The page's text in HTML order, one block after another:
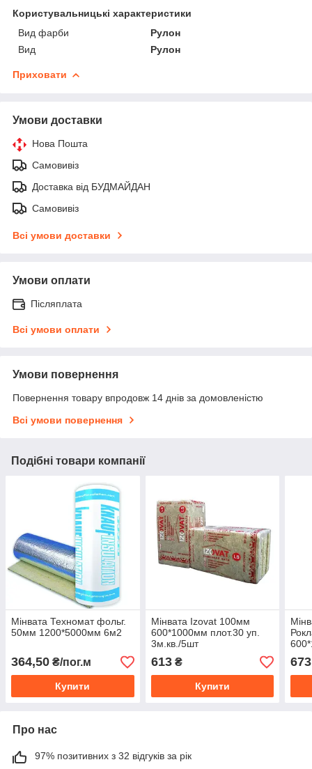
Користувальницькі характеристики
Вид фарби
Рулон
Вид
Рулон
Приховати
Умови доставки
Нова Пошта
Самовивіз
Доставка від БУДМАЙДАН
Самовивіз
Всі умови доставки
Умови оплати
Післяплата
Всі умови оплати
Умови повернення
Повернення товару впродовж 14 днів за домовленістю
Всі умови повернення
Подібні товари компанії
Мінвата Техномат фольг.
50мм 1200*5000мм 6м2
364,50 ₴/пог.м
Купити
Мінвата Izovat 100мм
600*1000мм плот.30 уп.
3м.кв./5шт
613₴
Купити
673
Про нас
97% позитивних з 32 відгуків за рік